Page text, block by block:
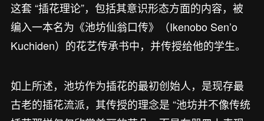
这套 “插花理论”，包括其意识形态方面的内容，被
编入一本名为《池坊仙翁口传》（Ikenobo Sen’o
Kuchiden）的花艺传承书中，并传授给他的学生。
如上所述，池坊作为插花的最初创始人，是现存最
古老的插花流派，其传授的理念是 “池坊并不像传统